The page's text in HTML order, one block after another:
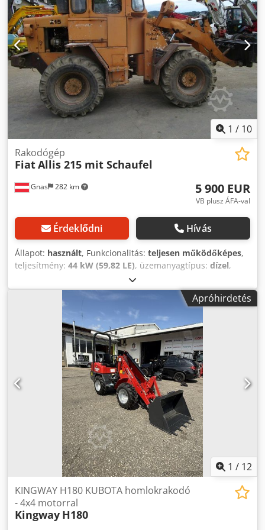
Villa tartozék - Mechanikus gyorscsatlakozó - Kiegészítő
hidraulikus kör a villatartóig - Hidraulikus támasztólábak -
Fűtött kabin - Világítási rendszer irányjelzővel - Joystick
vezérlés - Négykerék-hajtás - 3 kormányzási mód - azonnal
használatba vehető - jó gumik - CE jelölés Ár: 23.900,--
nettó Kedvező szállítási lehetőség is! Új kanál vagy új
munkakosár is beszámítható, felár ellenében!
1 / 10
Gnas 282 km
Rakodógép
FiatAllis 215 mit Schaufel
5 900 EUR
VB plusz ÁFA-val
Érdeklődni Hívás
Állapot: használt, Funkcionalitás: teljesen működőképes,
teljesítmény: 44 kW (59,82 LE), üzemanyagtípus: dízel,
, Kerékes rakodógép Állapot: Üzemkész
és teljesen működőképes Dsdpfezknuusx Adrock Műszaki
állapot: normál Leírás: Kerékes rakodógép FIAT - ALLIS –
Modell 215 – 4x4 kerékes rakodógép – Gyártási év
ismeretlen – Kb. 60 LE-s, 3 hengeres FIAT dízelmotor – 3
előremeneti fokozat – 1 hátrameneti fokozat – A fék rossz
állapotban van, de működik – Kiegészítő hidraulika a
villaadapterig – A motor és a váltó jó állapotban van – A
hidraulika is rendben van – TARTALMAZZA a rakodólapot
és az Euro-keretet a villához. Rakodólap, 3. hidraulika kör,
fűtés, zárt kabin, 2 fokozatú hidrosztatikus hajtás
Apróhirdetés
1 / 12
KINGWAY H180 KUBOTA homlokrakodó
- 4x4 motorral
Kingway H180